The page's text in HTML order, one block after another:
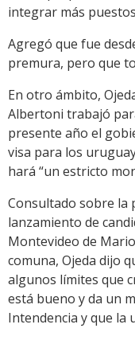
integrar más
Agregó que fue
premura, pero que
En otro ámbito,
Albertoni trabajó
presente año el
visa para los
hará “un estricto
Consultado sobre la
lanzamiento de
Montevideo de
comuna, Ojeda dijo
algunos límites que
está bueno y da un
Intendencia y que la